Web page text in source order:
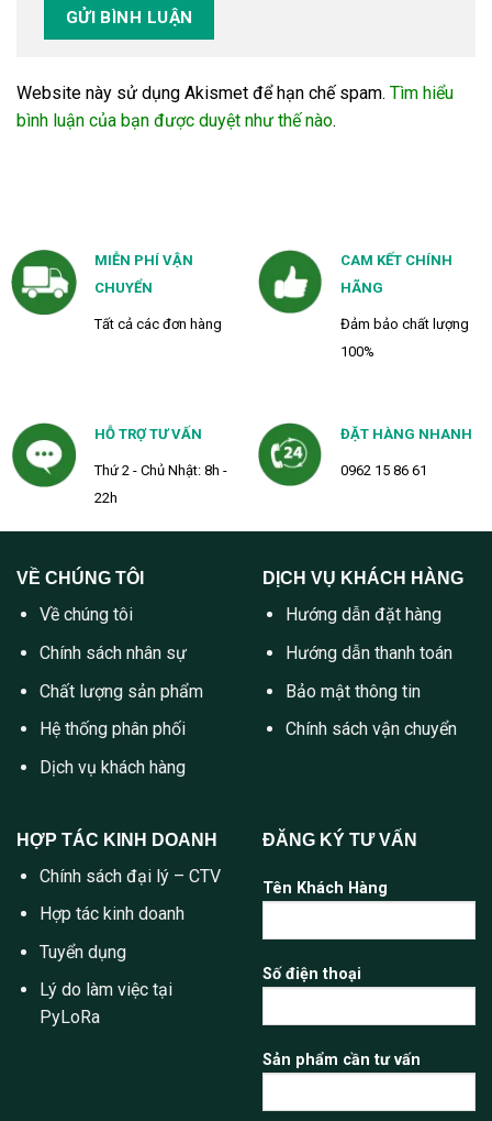
Website này sử dụng Akismet để hạn chế spam. Tìm hiểu
bình luận của bạn được duyệt như thế nào.
MIỄN PHÍ VẬN
CHUYỂN
Tất cả các đơn hàng
CAM KẾT CHÍNH
HÃNG
Đảm bảo chất lượng
100%
HỖ TRỢ TƯ VẤN
Thứ 2 - Chủ Nhật: 8h -
22h
ĐẶT HÀNG NHANH
0962 15 86 61
VỀ CHÚNG TÔI
Về chúng tôi
Chính sách nhân sự
Chất lượng sản phẩm
Hệ thống phân phối
Dịch vụ khách hàng
DỊCH VỤ KHÁCH HÀNG
Hướng dẫn đặt hàng
Hướng dẫn thanh toán
Bảo mật thông tin
Chính sách vận chuyển
HỢP TÁC KINH DOANH
Chính sách đại lý – CTV
Hợp tác kinh doanh
Tuyển dụng
Lý do làm việc tại
PyLoRa
ĐĂNG KÝ TƯ VẤN
Tên Khách Hàng
Số điện thoại
Sản phẩm cần tư vấn